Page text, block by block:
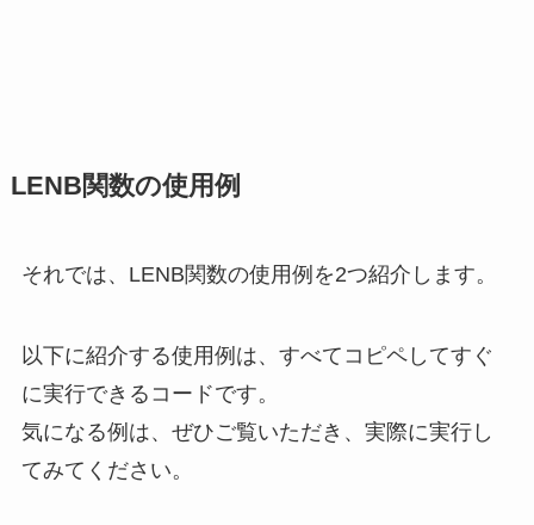
LENB関数の使用例
それでは、LENB関数の使用例を2つ紹介します。
以下に紹介する使用例は、すべてコピペしてすぐ
に実行できるコードです。
気になる例は、ぜひご覧いただき、実際に実行し
てみてください。